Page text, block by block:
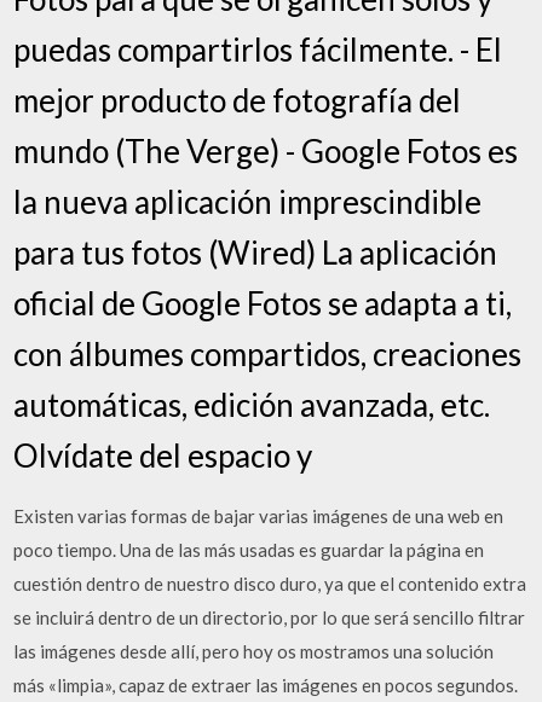
puedas compartirlos fácilmente. - El
mejor producto de fotografía del
mundo (The Verge) - Google Fotos es
la nueva aplicación imprescindible
para tus fotos (Wired) La aplicación
oficial de Google Fotos se adapta a ti,
con álbumes compartidos, creaciones
automáticas, edición avanzada, etc.
Olvídate del espacio y
Existen varias formas de bajar varias imágenes de una web en
poco tiempo. Una de las más usadas es guardar la página en
cuestión dentro de nuestro disco duro, ya que el contenido extra
se incluirá dentro de un directorio, por lo que será sencillo filtrar
las imágenes desde allí­, pero hoy os mostramos una solución
más «limpia», capaz de extraer las imágenes en pocos segundos.